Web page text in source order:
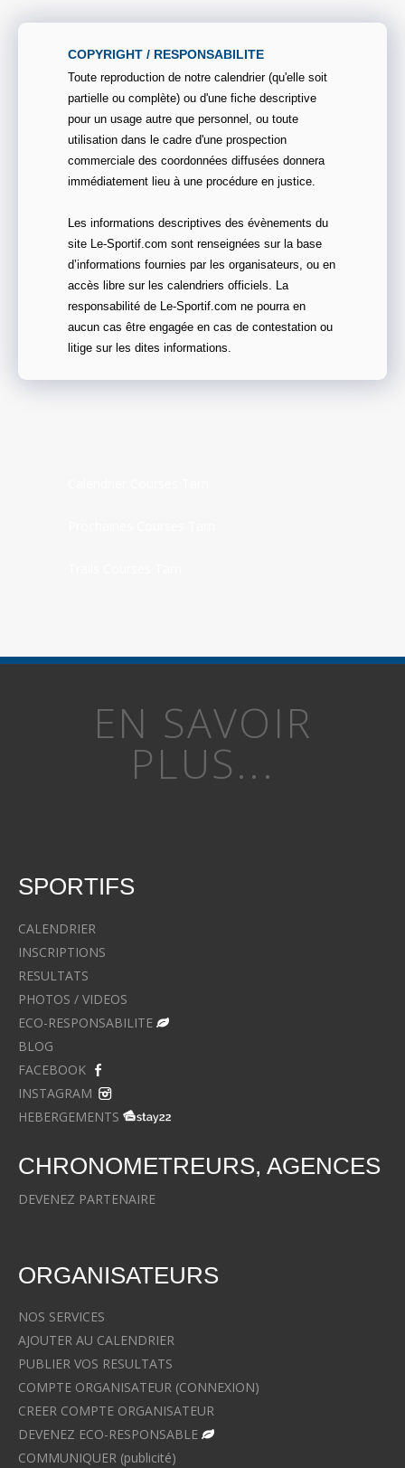
COPYRIGHT / RESPONSABILITE
Toute reproduction de notre calendrier (qu'elle soit
partielle ou complète) ou d'une fiche descriptive
pour un usage autre que personnel, ou toute
utilisation dans le cadre d'une prospection
commerciale des coordonnées diffusées donnera
immédiatement lieu à une procédure en justice.
Les informations descriptives des évènements du
site Le-Sportif.com sont renseignées sur la base
d’informations fournies par les organisateurs, ou en
accès libre sur les calendriers officiels. La
responsabilité de Le-Sportif.com ne pourra en
aucun cas être engagée en cas de contestation ou
litige sur les dites informations.
EN SAVOIR
PLUS...
SPORTIFS
CALENDRIER
INSCRIPTIONS
RESULTATS
PHOTOS / VIDEOS
ECO-RESPONSABILITE
BLOG
FACEBOOK
INSTAGRAM
HEBERGEMENTS
CHRONOMETREURS, AGENCES
DEVENEZ PARTENAIRE
ORGANISATEURS
NOS SERVICES
AJOUTER AU CALENDRIER
PUBLIER VOS RESULTATS
COMPTE ORGANISATEUR (CONNEXION)
CREER COMPTE ORGANISATEUR
DEVENEZ ECO-RESPONSABLE
COMMUNIQUER (publicité)